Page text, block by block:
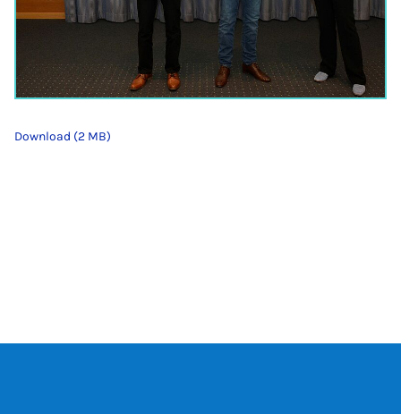
Download (2 MB)